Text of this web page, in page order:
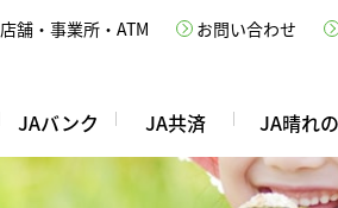
JAバンク JA共済 JA晴れ
店舗・事業所・ATM お問い合わせ